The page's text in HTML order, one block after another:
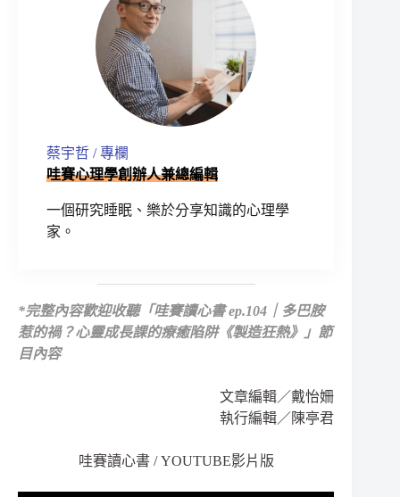
蔡宇哲 / 專欄
哇賽心理學創辦人兼總編輯
一個研究睡眠、樂於分享知識的心理學
家。
*完整內容歡迎收聽「哇賽讀心書 ep.104｜多巴胺
惹的禍？心靈成長課的療癒陷阱《製造狂熱》」節
目內容
文章編輯／戴怡姍
執行編輯／陳亭君
哇賽讀心書 / YOUTUBE影片版